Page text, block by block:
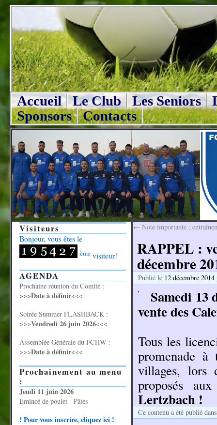
Accueil Le Club Les Seniors
Sponsors
Contacts
← Note importante ;
RAPPEL :
décembre
Publié le 12 décembre 2014
Samedi 13
vente des
Tous les
promenade à
villages, lors
proposés
Lertzbach !
Ce contenu a été publié
Visiteurs
Bonjour, vous êtes le
ème visiteur!
AGENDA
Prochaine réunion du Comité :
>>>Date à définir<<<
Soirée Summer FLASHBACK :
>>>Vendredi 26 juin 2026<<<
Assemblée Générale du FCHW :
>>>Date à définir<<<
Prochainement au menu
:
Jeudi 11 juin 2026
Emincé de poulet - Pâtes
! Pour vous inscrire, cliquez ici !